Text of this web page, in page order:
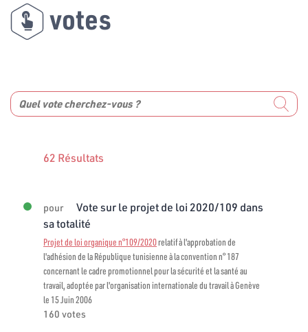
votes
62 Résultats
pour
Vote sur le projet de loi 2020/109 dans
sa totalité
Projet de loi organique n°109/2020relatif à l'approbation de
l'adhésion de la République tunisienne à la convention n° 187
concernant le cadre promotionnel pour la sécurité et la santé au
travail, adoptée par l'organisation internationale du travail à Genève
le 15 Juin 2006
160 votes